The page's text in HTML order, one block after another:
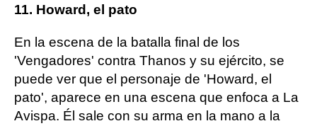
11. Howard, el pato
En la escena de la batalla final de los
'Vengadores' contra Thanos y su ejército, se
puede ver que el personaje de 'Howard, el
pato', aparece en una escena que enfoca a La
Avispa. Él sale con su arma en la mano a la